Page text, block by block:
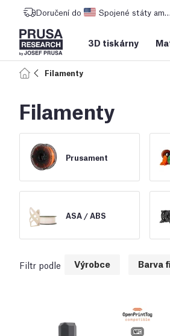
Doručení do Spojené státy
3D tiskárny
Filamenty
Filamenty
Prusament
ASA /ABS
Filtr podle Výrobce Barva